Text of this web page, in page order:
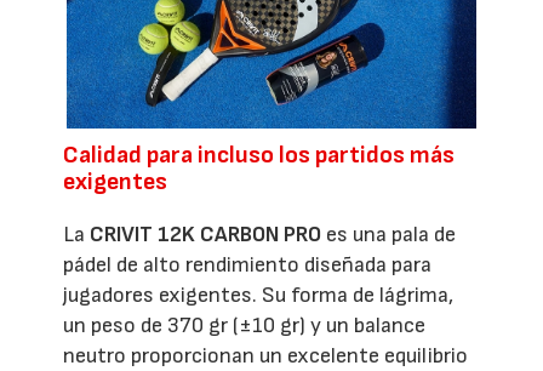
Calidad para incluso los partidos más
exigentes
La CRIVIT 12K CARBON PRO es una pala de
pádel de alto rendimiento diseñada para
jugadores exigentes. Su forma de lágrima,
un peso de 370 gr (±10 gr) y un balance
neutro proporcionan un excelente equilibrio